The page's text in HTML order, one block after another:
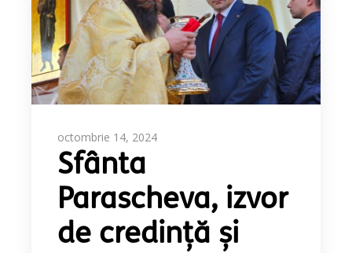
octombrie 14, 2024
Sfânta
Parascheva, izvor
de credință și